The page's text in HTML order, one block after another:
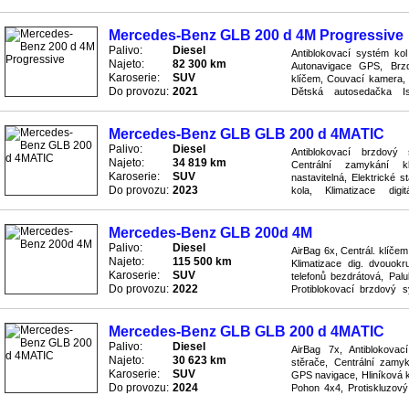
Mercedes-Benz GLB 200 d 4M Progressive
Palivo:
Diesel
Najeto:
82 300 km
Karoserie:
SUV
Do provozu: 2021
Antiblokovací systém
Autonavigace GPS,
klíčem, Couvací
Dětská autosedačka
Mercedes-Benz GLB GLB 200 d 4MATIC
Palivo:
Diesel
Najeto:
34 819 km
Karoserie:
SUV
Do provozu: 2023
Antiblokovací brzdový
Centrální zamykání
nastavitelná, Elektrické
kola, Klimatizace
Mercedes-Benz GLB 200d 4M
Palivo:
Diesel
Najeto:
115 500 km
Karoserie:
SUV
Do provozu: 2022
AirBag 6x, Centrál.
Klimatizace dig.
telefonů bezdrátová,
Protiblokovací brzdový
Mercedes-Benz GLB GLB 200 d 4MATIC
Palivo:
Diesel
Najeto:
30 623 km
Karoserie:
SUV
Do provozu: 2024
AirBag 7x,
stěrače, Centrální
GPS navigace, Hliníková
Pohon 4x4,